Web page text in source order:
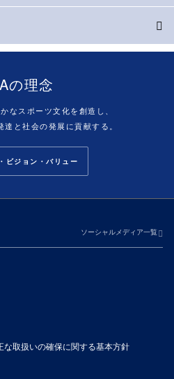
の理念
なスポーツ文化を創造し、
と社会の発展に貢献する。
ビジョン・バリュー
ソーシャルメディア一覧
取扱いの確保に関する基本方針